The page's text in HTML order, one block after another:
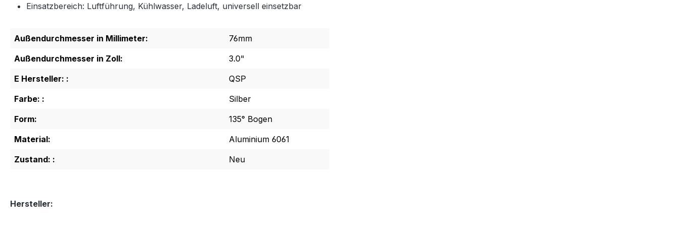
Einsatzbereich: Luftführung, Kühlwasser, Ladeluft, universell einsetzbar
Außendurchmesser in Millimeter:
76mm
Außendurchmesser in Zoll:
3.0"
E Hersteller: :
QSP
Farbe: :
Silber
Form:
135° Bogen
Material:
Aluminium 6061
Zustand: :
Neu
Hersteller: